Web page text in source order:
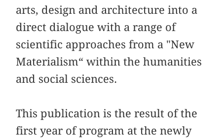
arts, design and architecture into a
direct dialogue with a range of
scientific approaches from a "New
Materialism“ within the humanities
and social sciences.
This publication is the result of the
first year of program at the newly